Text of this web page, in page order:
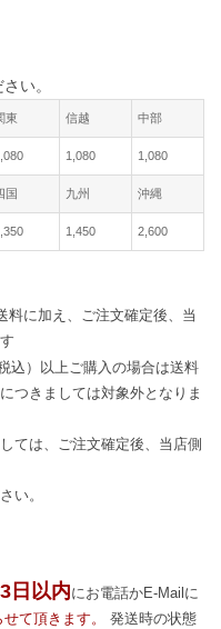
い。
東 信越 中部
1,080 1,080
国 九州 沖縄
1,450 2,600
料に加え、ご注文確定後、当
税込）以上ご購入の場合は送料
つきましては対象外となりま
ては、ご注文確定後、当店側
い。
3日以内にお電話かE-Mailに
て頂きます。
発送時の状態